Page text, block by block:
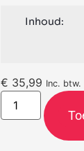
Inhoud:
€ 35,99 Inc. btw.